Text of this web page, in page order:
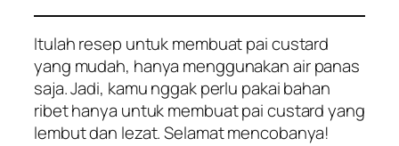
Itulah resep untuk membuat pai custard
yang mudah, hanya menggunakan air panas
saja. Jadi, kamu nggak perlu pakai bahan
ribet hanya untuk membuat pai custard yang
lembut dan lezat. Selamat mencobanya!